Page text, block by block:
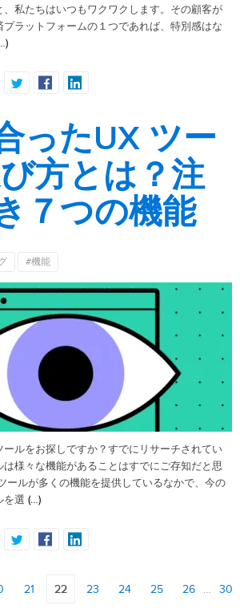
、私たちはいつもワクワクします。その顧客が
ラットフォームの１つであれば、特別感はな
ったUX ツー
方とは？注
７つの機能
#機能
ルをお探しですか？すでにリサーチされてい
様々な機能があることはすでにご存知だと思
ールが多くの機能を提供しているなかで、今の
を選 (…)
21 22 23 24 25 26 … 30